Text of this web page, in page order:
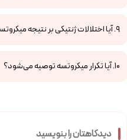
9. آیا اختلالات ژنتیکی بر نتیجه میکروتسه تأثیر دارند؟
10. آیا تکرار میکروتسه توصیه می‌شود؟
دیدگاهتان را بنویسید